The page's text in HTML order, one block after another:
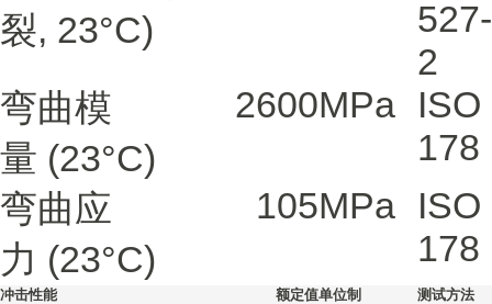
裂, 23°C)
527-
2
弯曲模
量 (23°C)
2600MPa
ISO
178
弯曲应
力 (23°C)
105MPa
ISO
178
冲击性能 额定值单位制 测试方法